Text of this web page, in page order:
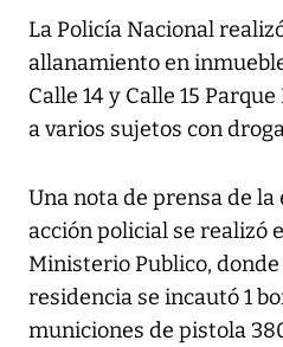
La Policía Nacional
allanamiento en
Calle 14 y Calle 15
a varios sujetos con
Una nota de prensa de
acción policial se realizó
Ministerio Publico,
residencia se incautó 1
municiones de pistola